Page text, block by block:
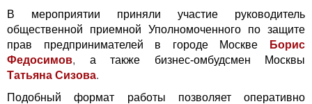
В мероприятии приняли участие руководитель
общественной приемной Уполномоченного по защите
прав предпринимателей в городе Москве
Борис
Федосимов, а также бизнес-омбудсмен Москвы
Татьяна Сизова.
Подобный формат работы позволяет оперативно